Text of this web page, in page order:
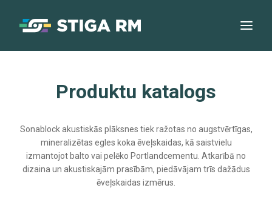
Produktu katalogs
Sonablock akustiskās plāksnes tiek ražotas no augstvērtīgas,
mineralizētas egles koka ēveļskaidas, kā saistvielu
izmantojot balto vai pelēko Portlandcementu. Atkarībā no
dizaina un akustiskajām prasībām, piedāvājam trīs dažādus
ēveļskaidas izmērus.